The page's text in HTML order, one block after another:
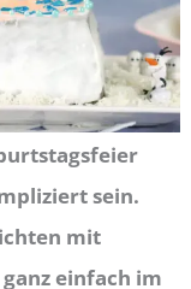
sein.
mit
einfach im